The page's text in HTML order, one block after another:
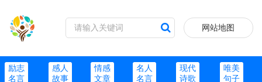
网站地图
励志
名言
感人
故事
情感
文章
名人
名言
现代
诗歌
唯美
句子